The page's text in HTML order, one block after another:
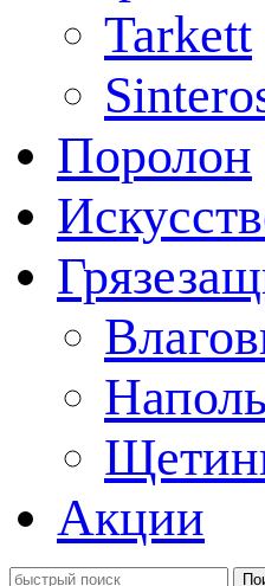
Tarkett
Поролон
Акции